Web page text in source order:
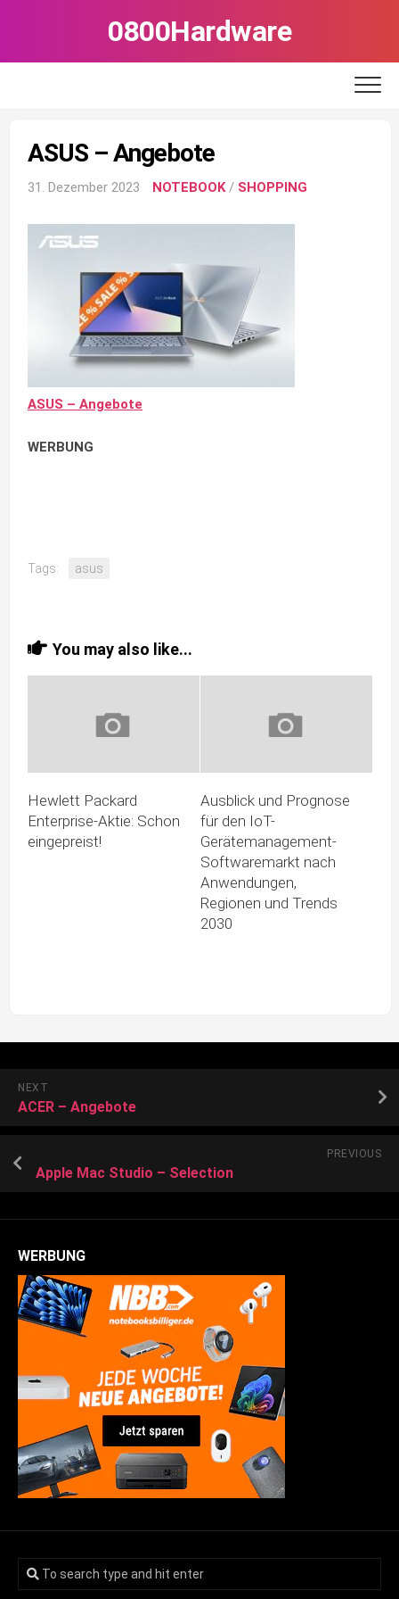
0800Hardware
ASUS – Angebote
31. Dezember 2023 NOTEBOOK/ SHOPPING
ASUS – Angebote
WERBUNG
Tags: asus
You may also like...
Hewlett Packard
Enterprise-Aktie: Schon
eingepreist!
Ausblick und Prognose
für den IoT-
Gerätemanagement-
Softwaremarkt nach
Anwendungen,
Regionen und Trends
2030
NEXT
ACER – Angebote
PREVIOUS
Apple Mac Studio – Selection
WERBUNG